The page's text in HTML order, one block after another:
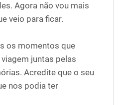
Agora não vou mais
veio para ficar.
os momentos que
juntas pelas
Acredite que o seu
nos podia ter